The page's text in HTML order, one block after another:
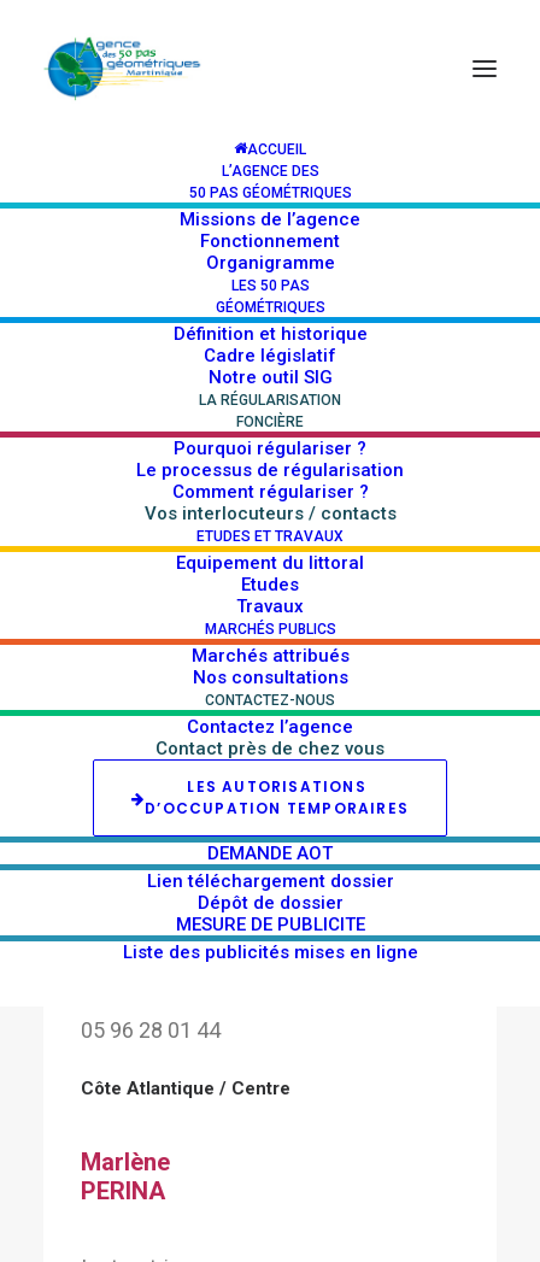
ACCUEIL
L’AGENCE DES
50 PAS GÉOMÉTRIQUES
Missions de l’agence
Fonctionnement
Organigramme
LES 50 PAS
GÉOMÉTRIQUES
Définition et historique
Cadre législatif
Notre outil SIG
LA RÉGULARISATION
FONCIÈRE
Pourquoi régulariser ?
Le processus de régularisation
Comment régulariser ?
Vos interlocuteurs / contacts
ETUDES ET TRAVAUX
Equipement du littoral
Etudes
Travaux
MARCHÉS PUBLICS
Marchés attribués
Nos consultations
CONTACTEZ-NOUS
Contactez l’agence
Contact près de chez vous
LES AUTORISATIONS
D’OCCUPATION TEMPORAIRES
DEMANDE AOT
Lien téléchargement dossier
Dépôt de dossier
MESURE DE PUBLICITE
Liste des publicités mises en ligne
Accueil > La régularisation foncière > Vos
interlocuteurs / contacts
Vos interlocuteurs
/ contacts
Pour toutes les questions en lien avec la
régularisation foncière, vous pouvez nous
contacter à l’adresse mail suivante :
regularisation@50pas972.com
Côte Caraïbes / Centre
Roselyse
05 96 28 01 44
Côte Atlantique / Centre
Marlène
PERINA